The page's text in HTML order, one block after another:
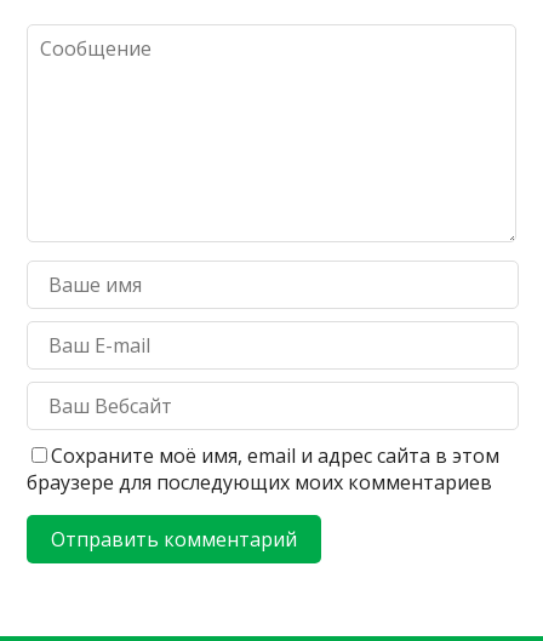
Сохраните моё имя, email и адрес сайта в этом
браузере для последующих моих комментариев